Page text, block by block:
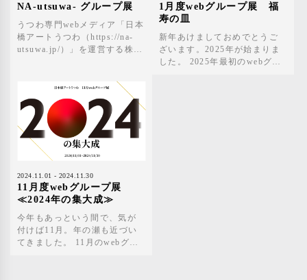
NA-utsuwa- グループ展
うつわ専門webメディア「日本
橋アートうつわ（https://na-
utsuwa.jp/）」を運営する株式
て、6月16日～21日に掲載作家
の作品を集めたグループ展を
開催いたします。 日本橋アー
トうつわには、陶磁器、漆
器、ガラスのうつわ作品が掲
載されており、今回のグルー
プ展では掲載品以外の作品も
展示されます。作家の思いの
こもった逸品を実際に手に取
って楽しめる貴重な機会で
様なうつわ作品をぜひご高覧
いただけますと幸いです。 ・
開催概要 会期：2025年6月16
1月度webグループ展 福
寿の皿
新年あけましておめでとうご
ざいます。2025年が始まりま
した。 2025年最初のwebグル
2024.11.01 - 2024.11.30
11月度webグループ展
≪2024年の集大成≫
今年もあっという間で、気が
付けば11月。年の瀬も近づい
てきました。 11月のwebグル